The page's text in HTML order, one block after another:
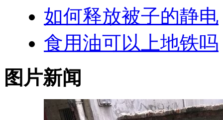
如何释放被子的静电
食用油可以上地铁吗
图片新闻